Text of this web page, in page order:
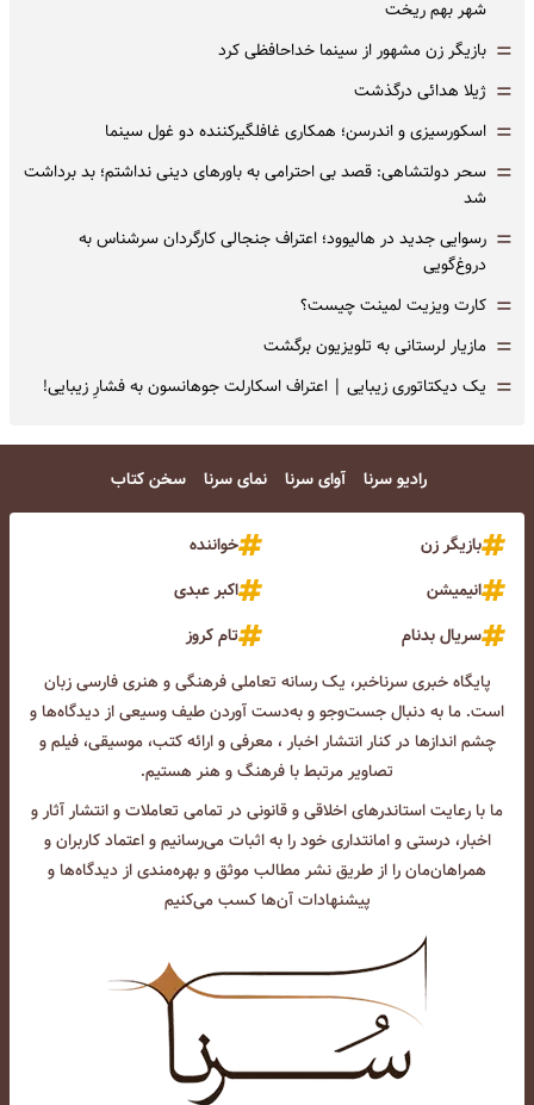
شهر بهم ریخت
= بازیگر زن مشهور از سینما خداحافظی کرد
= ژیلا هدائی درگذشت
= اسکورسیزی و اندرسن؛ همکاری غافلگیرکننده دو غول سینما
= سحر دولتشاهی: قصد بی احترامی به باورهای دینی نداشتم؛ بد برداشت
شد
= رسوایی جدید در هالیوود؛ اعتراف جنجالی کارگردان سرشناس به
دروغ‌گویی
= کارت ویزیت لمینت چیست؟
= مازیار لرستانی به تلویزیون برگشت
= یک دیکتاتوری زیبایی | اعتراف اسکارلت جوهانسون به فشارِ زیبایی!
رادیو سرنا آوای سرنا نمای سرنا سخن کتاب
بازیگر زن
خواننده
انیمیشن
اکبر عبدی
سریال بدنام
تام کروز
پایگاه خبری سرناخبر، یک رسانه تعاملی فرهنگی و هنری فارسی زبان
است. ما به دنبال جست‌و‌جو و به‌دست آوردن طیف وسیعی از دیدگاه‌ها و
چشم انداز‌ها در کنار انتشار اخبار ، معرفی و ارائه کتب، موسیقی، فیلم و
تصاویر مرتبط با فرهنگ و هنر هستیم.
ما با رعایت استاندرهای اخلاقی و قانونی در تمامی تعاملات و انتشار آثار و
اخبار، درستی و امانتداری خود را به اثبات می‌رسانیم و اعتماد کاربران و
همراهان‌مان را از طریق نشر مطالب موثق و بهره‌مندی از دیدگاه‌ها و
پیشنهادات آن‌ها کسب می‌کنیم